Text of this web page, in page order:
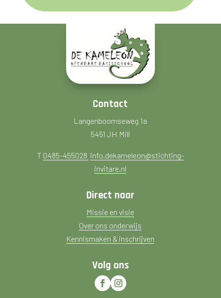
Contact
Langenboomseweg 1a
5451 JH Mill
T 0485-455028 info.dekameleon@stichting-
invitare.nl
Direct naar
Missie en visie
Over ons onderwijs
Kennismaken & inschrijven
Volg ons